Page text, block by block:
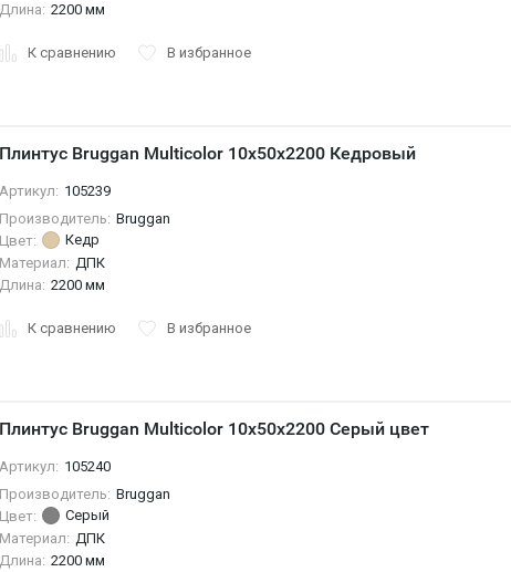
Длина: 2200 мм
К сравнению В избранное
Плинтус Bruggan Multicolor 10x50x2200 Кедровый
Артикул: 105239
Производитель: Bruggan
Цвет:
Кедр
Материал: ДПК
Длина: 2200 мм
К сравнению В избранное
Плинтус Bruggan Multicolor 10x50x2200 Серый цвет
Артикул: 105240
Производитель: Bruggan
Цвет:
Серый
Материал: ДПК
Длина: 2200 мм